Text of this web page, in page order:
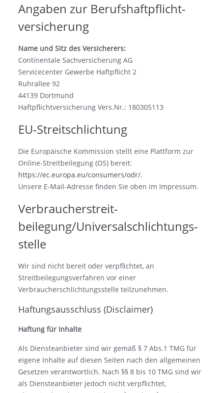
Angaben zur Berufs­haftpflicht­
versicherung
Name und Sitz des Versicherers:
Continentale Sachversicherung AG
Servicecenter Gewerbe Haftpflicht 2
Ruhrallee 92
44139 Dortmund
Haftpflichtversicherung Vers.Nr.: 180305113
EU-Streitschlichtung
Die Europäische Kommission stellt eine Plattform zur
Online-Streitbeilegung (OS) bereit:
https://ec.europa.eu/consumers/odr/.
Unsere E-Mail-Adresse finden Sie oben im Impressum.
Verbraucher­streit­
beilegung/Universal­schlichtungs­
stelle
Wir sind nicht bereit oder verpflichtet, an
Streitbeilegungsverfahren vor einer
Verbraucherschlichtungsstelle teilzunehmen.
Haftungsausschluss (Disclaimer)
Haftung für Inhalte
Als Diensteanbieter sind wir gemäß § 7 Abs.1 TMG für
eigene Inhalte auf diesen Seiten nach den allgemeinen
Gesetzen verantwortlich. Nach §§ 8 bis 10 TMG sind wir
als Diensteanbieter jedoch nicht verpflichtet,